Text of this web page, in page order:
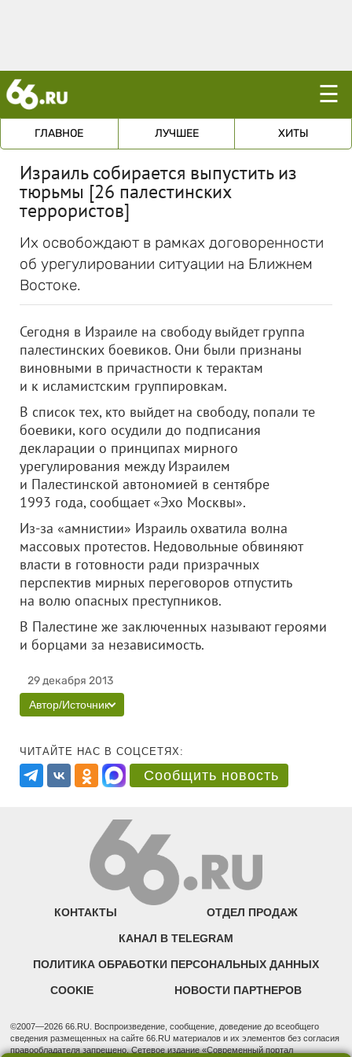
☰
ГЛАВНОЕ ЛУЧШЕЕ ХИТЫ
Израиль собирается выпустить из
тюрьмы [26 палестинских
террористов]
Их освобождают в рамках договоренности
об урегулировании ситуации на Ближнем
Востоке.
Сегодня в Израиле на свободу выйдет группа
палестинских боевиков. Они были признаны
виновными в причастности к терактам
и к исламистским группировкам.
В список тех, кто выйдет на свободу, попали те
боевики, кого осудили до подписания
декларации о принципах мирного
урегулирования между Израилем
и Палестинской автономией в сентябре
1993 года, сообщает «Эхо Москвы».
Из-за «амнистии» Израиль охватила волна
массовых протестов. Недовольные обвиняют
власти в готовности ради призрачных
перспектив мирных переговоров отпустить
на волю опасных преступников.
В Палестине же заключенных называют героями
и борцами за независимость.
29 декабря 2013
Автор/Источник
ЧИТАЙТЕ НАС В СОЦСЕТЯХ:
Сообщить новость
КОНТАКТЫ ОТДЕЛ ПРОДАЖ
КАНАЛ В TELEGRAM
ПОЛИТИКА ОБРАБОТКИ ПЕРСОНАЛЬНЫХ ДАННЫХ
COOKIE НОВОСТИ ПАРТНЕРОВ
©2007—2026 66.RU. Воспроизведение, сообщение, доведение до всеобщего
сведения размещенных на сайте 66.RU материалов и их элементов без согласия
правообладателя запрещено. Сетевое издание «Современный портал